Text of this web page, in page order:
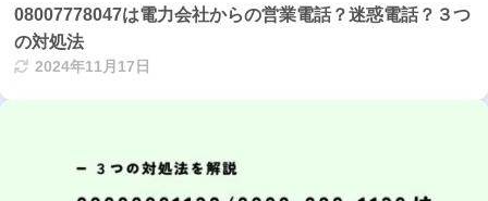
08007778047は電力会社からの営業電話？迷惑電話？３つ
の対処法
2024年11月17日